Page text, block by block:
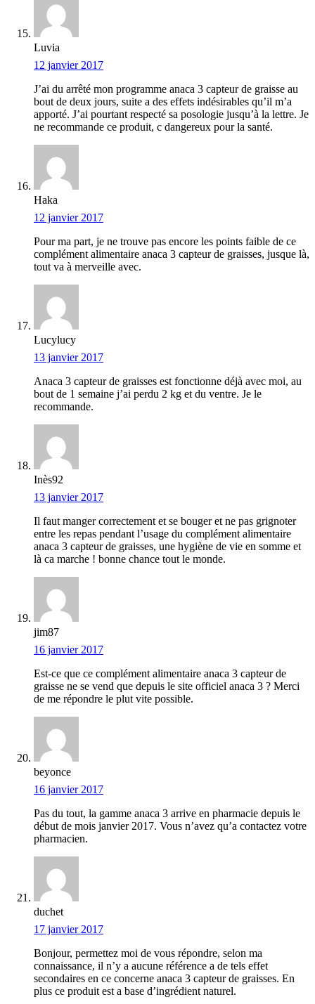
Luvia
12 janvier 2017
J’ai du arrêté mon programme anaca 3 capteur de graisse au
bout de deux jours, suite a des effets indésirables qu’il m’a
apporté. J’ai pourtant respecté sa posologie jusqu’à la lettre. Je
ne recommande ce produit, c dangereux pour la santé.
Haka
12 janvier 2017
Pour ma part, je ne trouve pas encore les points faible de ce
complément alimentaire anaca 3 capteur de graisses, jusque là,
tout va à merveille avec.
Lucylucy
13 janvier 2017
Anaca 3 capteur de graisses est fonctionne déjà avec moi, au
bout de 1 semaine j’ai perdu 2 kg et du ventre. Je le
recommande.
Inès92
13 janvier 2017
Il faut manger correctement et se bouger et ne pas grignoter
entre les repas pendant l’usage du complément alimentaire
anaca 3 capteur de graisses, une hygiène de vie en somme et
là ca marche ! bonne chance tout le monde.
jim87
16 janvier 2017
Est-ce que ce complément alimentaire anaca 3 capteur de
graisse ne se vend que depuis le site officiel anaca 3 ? Merci
de me répondre le plut vite possible.
beyonce
16 janvier 2017
Pas du tout, la gamme anaca 3 arrive en pharmacie depuis le
début de mois janvier 2017. Vous n’avez qu’a contactez votre
pharmacien.
duchet
17 janvier 2017
Bonjour, permettez moi de vous répondre, selon ma
connaissance, il n’y a aucune référence a de tels effet
secondaires en ce concerne anaca 3 capteur de graisses. En
plus ce produit est a base d’ingrédient naturel.